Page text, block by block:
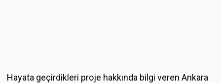
Hayata geçirdikleri proje hakkında bilgi veren Ankara